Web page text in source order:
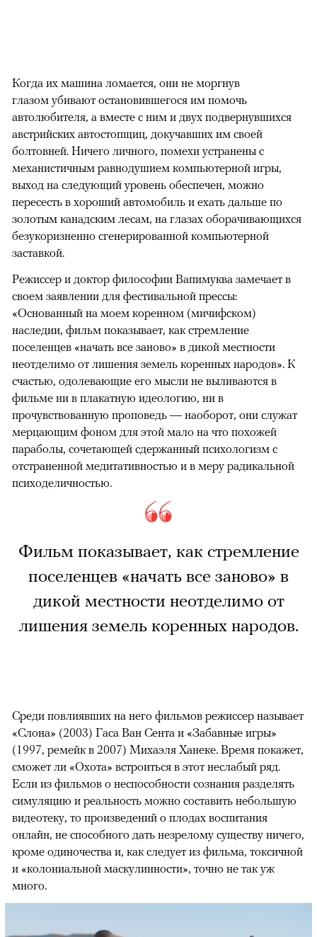
Когда их машина ломается, они не моргнув
глазом убивают остановившегося им помочь
автолюбителя, а вместе с ним и двух подвернувшихся
австрийских автостопщиц, докучавших им своей
болтовней. Ничего личного, помехи устранены с
механистичным равнодушием компьютерной игры,
выход на следующий уровень обеспечен, можно
пересесть в хороший автомобиль и ехать дальше по
золотым канадским лесам, на глазах оборачивающихся
безукоризненно сгенерированной компьютерной
заставкой.
Режиссер и доктор философии Вапимуква замечает в
своем заявлении для фестивальной прессы:
«Основанный на моем коренном (мичифском)
наследии, фильм показывает, как стремление
поселенцев «начать все заново» в дикой местности
неотделимо от лишения земель коренных народов». К
счастью, одолевающие его мысли не выливаются в
фильме ни в плакатную идеологию, ни в
прочувствованную проповедь — наоборот, они служат
мерцающим фоном для этой мало на что похожей
параболы, сочетающей сдержанный психологизм с
отстраненной медитативностью и в меру радикальной
психоделичностью.
Фильм показывает, как стремление
поселенцев «начать все заново» в
дикой местности неотделимо от
лишения земель коренных народов.
Среди повлиявших на него фильмов режиссер называет
«Слона» (2003) Гаса Ван Сента и «Забавные игры»
(1997, ремейк в 2007) Михаэля Ханеке. Время покажет,
сможет ли «Охота» встроиться в этот неслабый ряд.
Если из фильмов о неспособности сознания разделять
симуляцию и реальность можно составить небольшую
видеотеку, то произведений о плодах воспитания
онлайн, не способного дать незрелому существу ничего,
кроме одиночества и, как следует из фильма, токсичной
и «колониальной маскулинности», точно не так уж
много.